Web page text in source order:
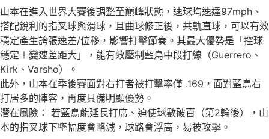
山本在進入世界大賽後調整至巔峰狀態，速球均速達97mph、
搭配銳利的指叉球與滑球，且曲球修正後，共軌直球，可以有效
穩定產生誇張速差/位移，影響打擊節奏。其最大優勢是「控球
穩定＋變速差距大」，能有效壓制藍鳥中段打線（Guerrero、
Kirk、Varsho）。
此外，山本在季後賽面對右打者被打擊率僅 .169，面對藍鳥右
打居多的陣容，再度具備明顯優勢。
潛在風險： 若藍鳥能延長打席、迫使球數破百（第2輪後），山
本的指叉球下墜幅度會略減，球路會浮高，易被攻擊。